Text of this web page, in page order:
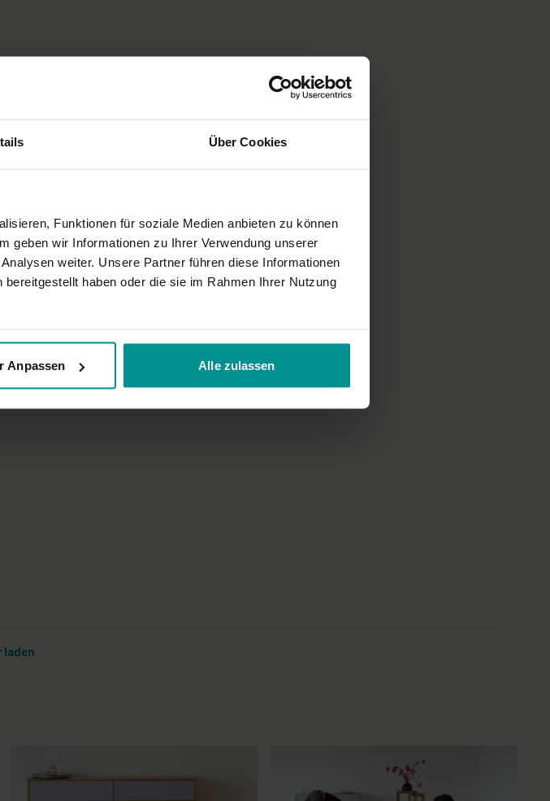
Über Cookies
Funktionen für soziale Medien anbieten zu können
geben wir Informationen zu Ihrer Verwendung unserer
weiter. Unsere Partner führen diese Informationen
haben oder die sie im Rahmen Ihrer Nutzung
Anpassen Alle zulassen
laden